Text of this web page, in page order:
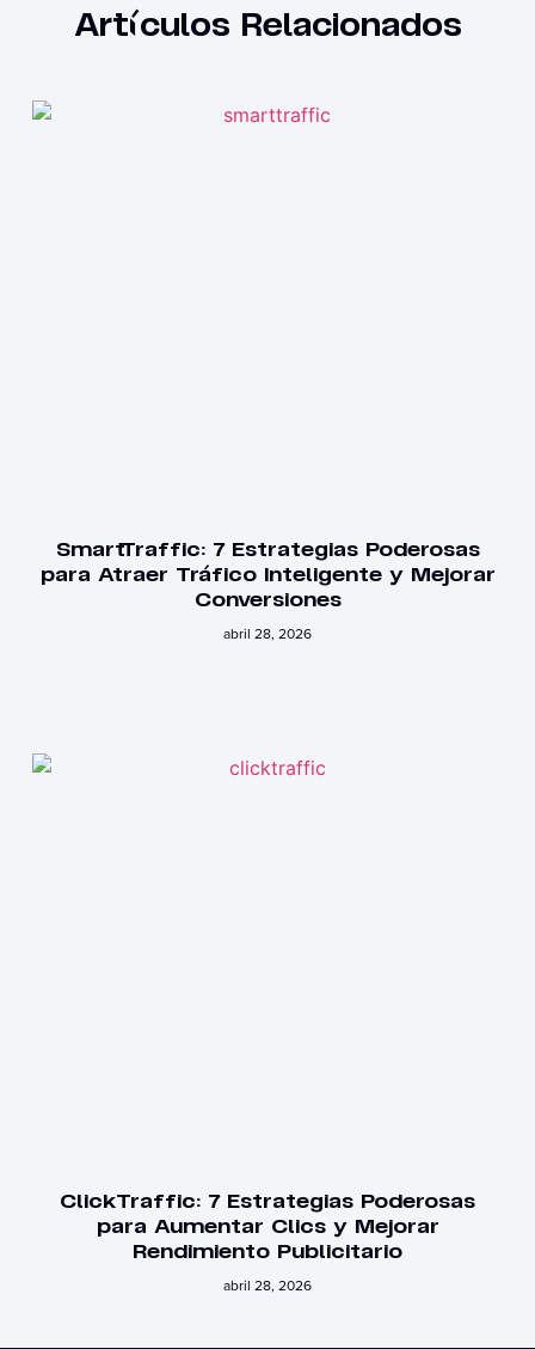
Artículos Relacionados
SmartTraffic: 7 Estrategias Poderosas
para Atraer Tráfico Inteligente y Mejorar
Conversiones
abril 28, 2026
ClickTraffic: 7 Estrategias Poderosas
para Aumentar Clics y Mejorar
Rendimiento Publicitario
abril 28, 2026